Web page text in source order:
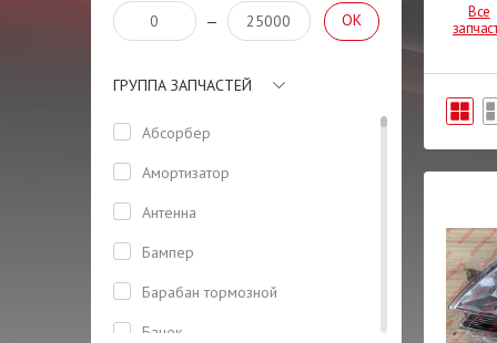
— OK
ГРУППА ЗАПЧАСТЕЙ
Абсорбер
Амортизатор
Антенна
Бампер
Барабан тормозной
Бачек
Все